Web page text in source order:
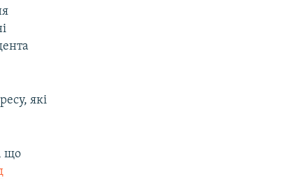
які
що